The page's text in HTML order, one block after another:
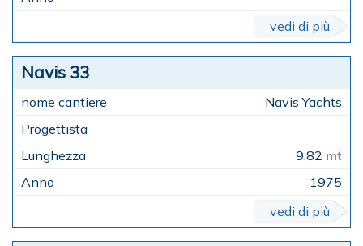
vedi di più
Navis 33
Navis Yachts
9,82 mt
1975
vedi di più